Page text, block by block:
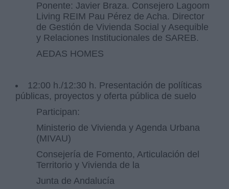
Ponente: Javier Braza. Consejero Lagoom
Living REIM Pau Pérez de Acha. Director
de Gestión de Vivienda Social y Asequible
y Relaciones Institucionales de SAREB.
AEDAS HOMES
12:00 h./12:30 h. Presentación de políticas
públicas, proyectos y oferta pública de suelo
Participan:
Ministerio de Vivienda y Agenda Urbana
(MIVAU)
Consejería de Fomento, Articulación del
Territorio y Vivienda de la
Junta de Andalucía